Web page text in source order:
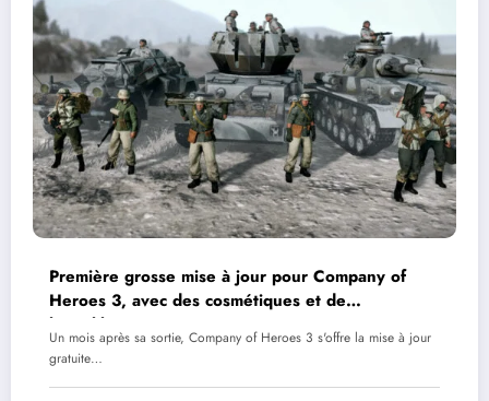
Première grosse mise à jour pour Company of
Heroes 3, avec des cosmétiques et de
l’équilibrage
Un mois après sa sortie, Company of Heroes 3 s'offre la mise à jour
gratuite…